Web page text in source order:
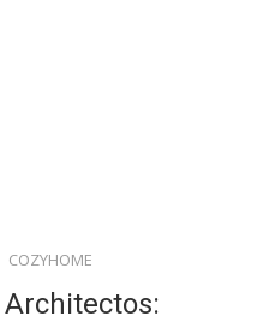
COZYHOME